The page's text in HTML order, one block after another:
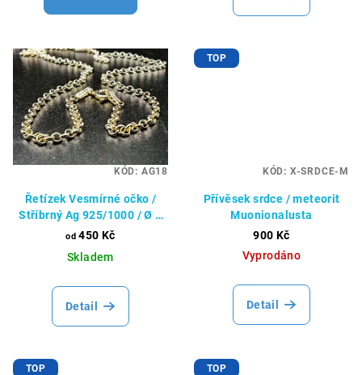
Řetízek Vesmírné očko /
Stříbrný Ag 925/1000 / Ø 2
mm
od 450 Kč
Skladem
Detail
KÓD: AG18
TOP
Přívěsek srdce / meteorit
Muonionalusta
900 Kč
Vyprodáno
Detail
KÓD: X-SRDCE-M
TOP TOP